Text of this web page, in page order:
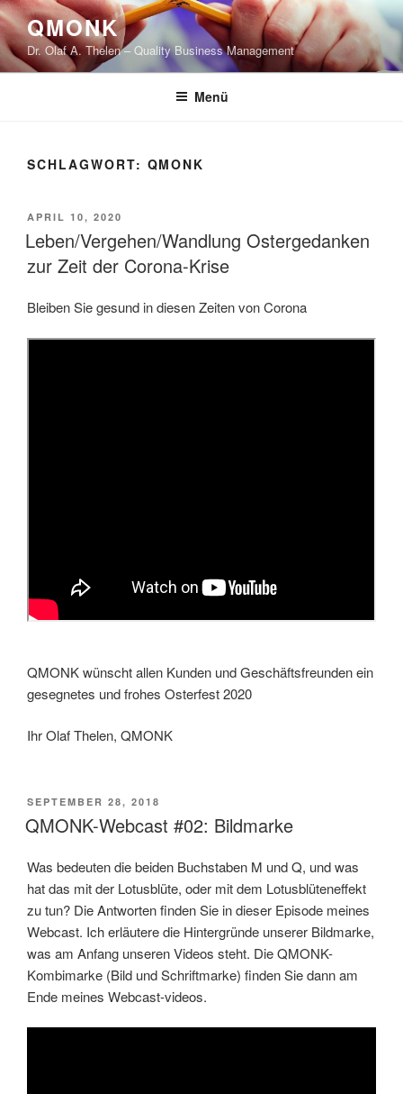
Zum
Inhalt
springen
QMONK
Dr. Olaf A. Thelen – Quality Business Management
Menü
SCHLAGWORT: QMONK
VERÖFFENTLICHT
AM
APRIL 10, 2020
Leben/Vergehen/Wandlung Ostergedanken
zur Zeit der Corona-Krise
Bleiben Sie gesund in diesen Zeiten von Corona
QMONK wünscht allen Kunden und Geschäftsfreunden ein
gesegnetes und frohes Osterfest 2020
Ihr Olaf Thelen, QMONK
VERÖFFENTLICHT
AM
SEPTEMBER 28, 2018
QMONK-Webcast #02: Bildmarke
Was bedeuten die beiden Buchstaben M und Q, und was
hat das mit der Lotusblüte, oder mit dem Lotusblüteneffekt
zu tun? Die Antworten finden Sie in dieser Episode meines
Webcast. Ich erläutere die Hintergründe unserer Bildmarke,
was am Anfang unseren Videos steht. Die QMONK-
Kombimarke (Bild und Schriftmarke) finden Sie dann am
Ende meines Webcast-videos.